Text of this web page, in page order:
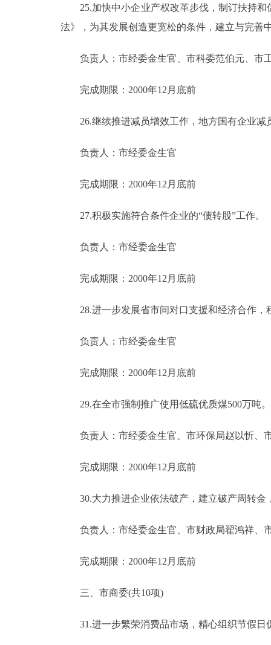
25.加快中小企业产权改革步伐，制订扶持和
法》，为其发展创造更宽松的条件，建立与完善
负责人：市经委金生官、市科委范伯元、市工
完成期限：2000年12月底前
26.继续推进减员增效工作，地方国有企业减
负责人：市经委金生官
完成期限：2000年12月底前
27.积极实施符合条件企业的“债转股”工作。
负责人：市经委金生官
完成期限：2000年12月底前
28.进一步发展省市间对口支援和经济合作，
负责人：市经委金生官
完成期限：2000年12月底前
29.在全市强制推广使用低硫优质煤500万吨。
负责人：市经委金生官、市环保局赵以忻、
完成期限：2000年12月底前
30.大力推进企业依法破产，建立破产周转金
负责人：市经委金生官、市财政局翟鸿祥、
完成期限：2000年12月底前
三、市商委(共10项)
31.进一步繁荣消费品市场，精心组织节假日